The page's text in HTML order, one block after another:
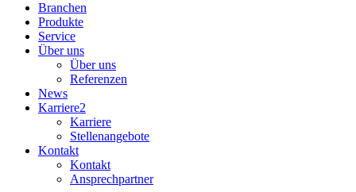
Branchen
Produkte
Service
Über uns
Über uns
Referenzen
News
Karriere2
Karriere
Stellenangebote
Kontakt
Kontakt
Ansprechpartner